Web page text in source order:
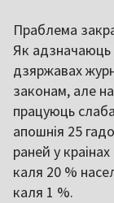
Праблема
Як адзначаюць
дзяржавах
законам, але
працуюць
апошнія 25
раней у
каля 20 %
каля 1 %.